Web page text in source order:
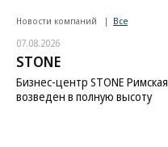
Новости компаний Все
07.08.2026
STONE
Бизнес-центр STONE Римская
возведен в полную высоту